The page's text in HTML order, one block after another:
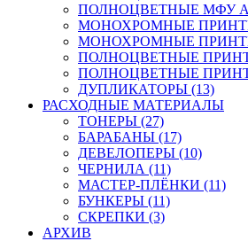
ПОЛНОЦВЕТНЫЕ МФУ
МОНОХРОМНЫЕ
МОНОХРОМНЫЕ
ПОЛНОЦВЕТНЫЕ
ПОЛНОЦВЕТНЫЕ
ДУПЛИКАТОРЫ (13)
РАСХОДНЫЕ МАТЕРИАЛЫ
ТОНЕРЫ (27)
БАРАБАНЫ (17)
ДЕВЕЛОПЕРЫ (10)
ЧЕРНИЛА (11)
МАСТЕР-ПЛЁНКИ (11)
БУНКЕРЫ (11)
СКРЕПКИ (3)
АРХИВ